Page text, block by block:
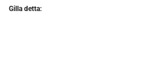
Gilla detta: